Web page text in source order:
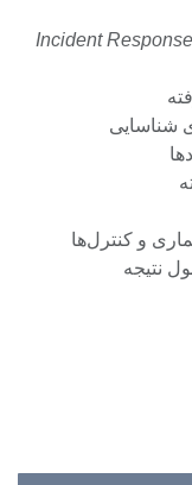
(Incident
و کنترل‌ها